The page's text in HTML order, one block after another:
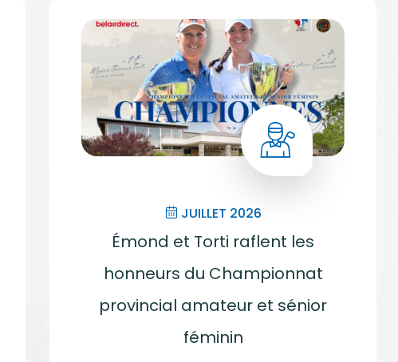
JUILLET 2026
Émond et Torti raflent les
honneurs du Championnat
provincial amateur et sénior
féminin